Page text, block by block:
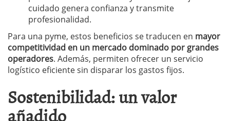
cuidado genera confianza y transmite
profesionalidad.
Para una pyme, estos beneficios se traducen en mayor
competitividad en un mercado dominado por grandes
operadores. Además, permiten ofrecer un servicio
logístico eficiente sin disparar los gastos fijos.
Sostenibilidad: un valor
añadido